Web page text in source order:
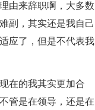
由来辞职啊，大多数
副，其实还是我自己
应了，但是不代表我
在的我其实更加合
管是在领导，还是在